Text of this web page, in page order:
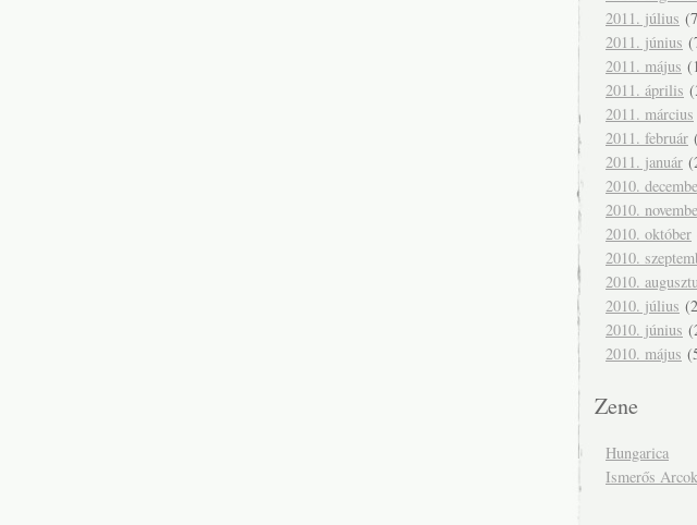
2011. július
2011. június
2011. május
2011. április
2011. március
2011. február
2011. január
2010.
2010.
2010. október
2010.
2010.
2010. július
2010. június
2010. május
Zene
Hungarica
Ismerős Arcok